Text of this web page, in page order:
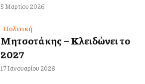
5 Μαρτίου 2026
Πολιτική
Μητσοτάκης – Κλειδώνει το
2027
17 Ιανουαρίου 2026